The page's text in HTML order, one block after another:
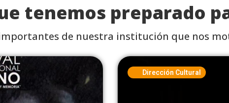
tenemos preparado
de nuestra institución que nos